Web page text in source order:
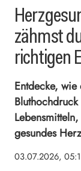
zähmst
richtigen
Entdecke,
gesundes
03.07.2026,